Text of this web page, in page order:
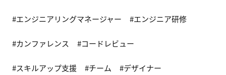
エンジニアリングマネージャー エンジニア研修
カンファレンス コードレビュー
スキルアップ支援 チーム デザイナー